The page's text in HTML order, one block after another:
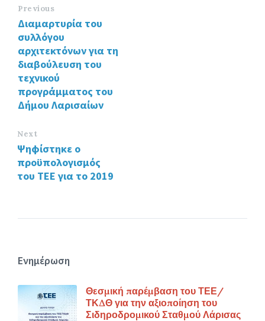
o
o
k
er
n
Previous
Διαμαρτυρία του
συλλόγου
αρχιτεκτόνων για τη
διαβούλευση του
τεχνικού
προγράμματος του
Δήμου Λαρισαίων
Next
Ψηφίστηκε ο
προϋπολογισμός
του ΤΕΕ για το 2019
Ενημέρωση
Θεσμική παρέμβαση του ΤΕΕ/
ΤΚΔΘ για την αξιοποίηση του
Σιδηροδρομικού Σταθμού Λάρισας